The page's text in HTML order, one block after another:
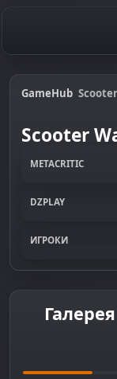
GameHub
Scooter
METACRITIC
DZPLAY
ИГРОКИ
Галерея